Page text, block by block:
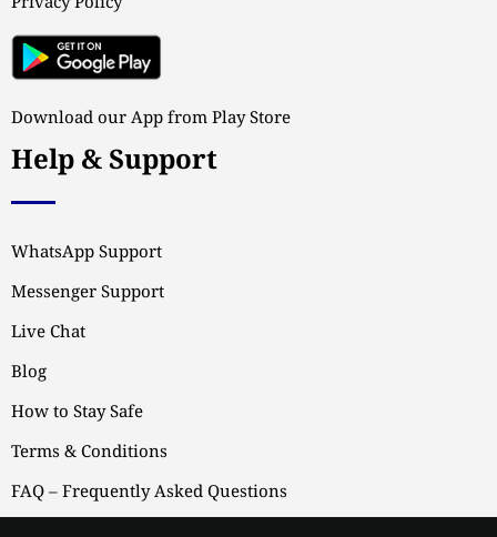
Download our App from Play Store
Help & Support
WhatsApp Support
Messenger Support
Live Chat
Blog
How to Stay Safe
Terms & Conditions
FAQ – Frequently Asked Questions